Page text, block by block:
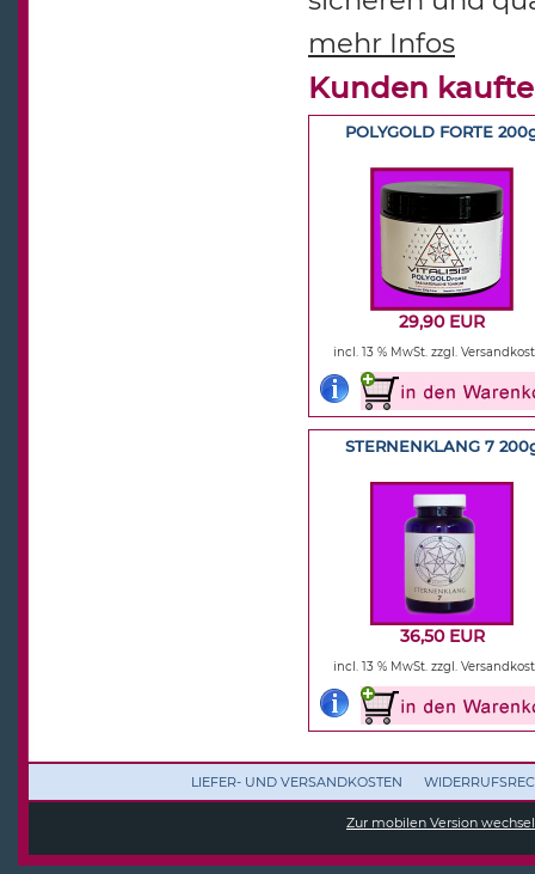
mehr Infos
Kunden
POLYGOLD FORTE
29,90 EUR
incl. 13 % MwSt. zzgl.
STERNENKLANG 7
36,50 EUR
incl. 13 % MwSt. zzgl.
LIEFER- UND VERSANDKOSTEN
Zur mobilen Version